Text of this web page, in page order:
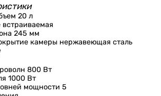
20 л
245 мм
камеры нержавеющая сталь
800 Вт
1000 Вт
мощности 5